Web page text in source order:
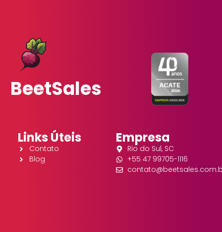
BeetSales
Links Úteis
Contato
Blog
Empresa
Rio do Sul, SC
+55 47 99705-1116